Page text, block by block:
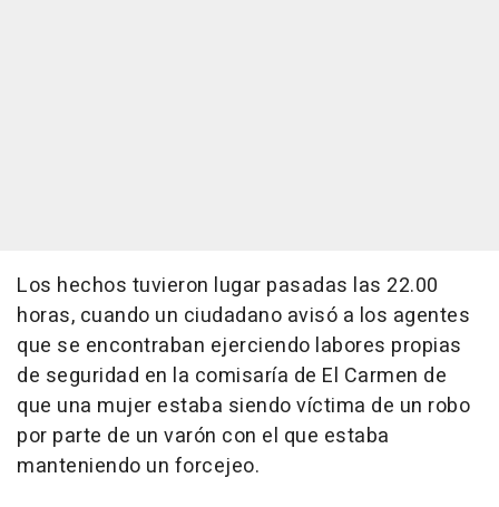
Los hechos tuvieron lugar pasadas las 22.00
horas, cuando un ciudadano avisó a los agentes
que se encontraban ejerciendo labores propias
de seguridad en la comisaría de El Carmen de
que una mujer estaba siendo víctima de un robo
por parte de un varón con el que estaba
manteniendo un forcejeo.